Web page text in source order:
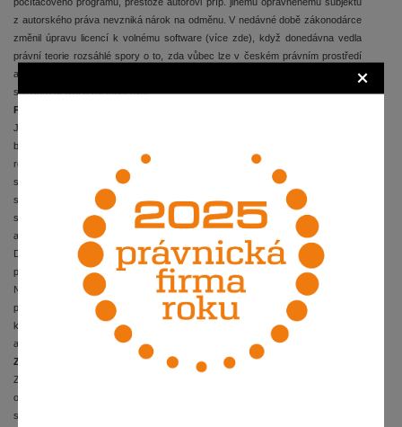
×
z autorského práva nevzniká nárok na odměnu. V nedávné době zákonodárce
změnil úpravu licencí k volnému software (více zde), když donedávna vedla
právní teorie rozsáhlé spory o to, zda vůbec lze v českém právním prostředí
aplikovat GNU/GPL, tj. General Public Licence a zda mohou uživatelé volný
software užívat a rozmnožovat.
P2P sítě
Jsou-li zhotovovány rozmnoženiny prostřednictvím sítě peer-to-peer, platí, jak
bylo shora uvedeno, že pokud koncový uživatel bude ctít požadavek jediné
rozmnoženiny, jedná se o volné užití díla. Samotné připojení k takové síti a
stažení MP3 nebo videa by proto nemělo být posouzeno jako protiprávní, by?
se vyskytují i názory, podle kterých musí být uživateli zřejmá protiprávnost
samotného sdílení autorského díla bez souhlasu jeho autora. Faktem je, že se
autoři a zejména hudební a filmový průmysl snaží bránit prostřednictvím tzv.
DRM technologií, slovy českého AZ „účinné technické prostředky ochrany
práv“.
Některé peer-to-peer sítě však vyžadují pro zhotovení rozmnoženiny sdílení
programu nebo jiného díla prostřednictvím internetu veřejnosti. Takové sdílení,
které se děje bez souhlasu autora, je samozřejmě protiprávním zásahem do
autorských práv.
Závěr
Závěrem lze uvést, že pokud fyzická osoba užívá rozmnoženiny díla pro svou
osobní potřebu a ne za účelem hospodářského nebo obchodního prospěchu a
současně je zachován požadavek jediné rozmnoženiny díla, nepočíná si